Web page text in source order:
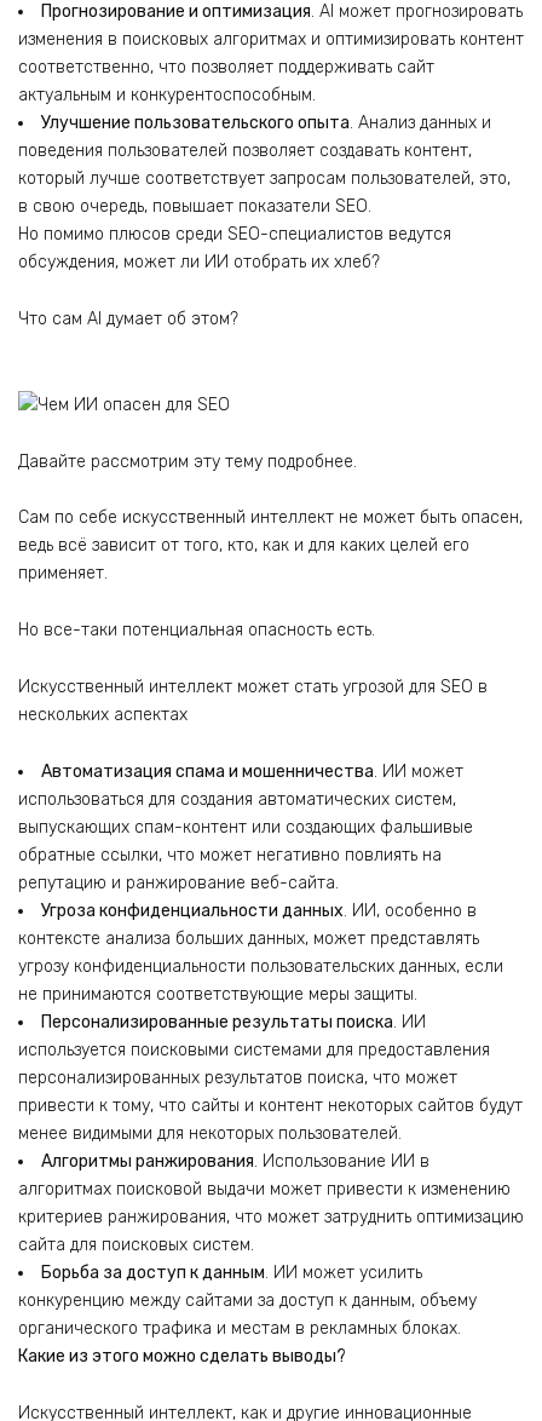
Прогнозирование и оптимизация. AI может прогнозировать
изменения в поисковых алгоритмах и оптимизировать контент
соответственно, что позволяет поддерживать сайт
актуальным и конкурентоспособным.
Улучшение пользовательского опыта. Анализ данных и
поведения пользователей позволяет создавать контент,
который лучше соответствует запросам пользователей, это,
в свою очередь, повышает показатели SEO.
Но помимо плюсов среди SEO-специалистов ведутся
обсуждения, может ли ИИ отобрать их хлеб?
Что сам AI думает об этом?
Давайте рассмотрим эту тему подробнее.
Сам по себе искусственный интеллект не может быть опасен,
ведь всё зависит от того, кто, как и для каких целей его
применяет.
Но все-таки потенциальная опасность есть.
Искусственный интеллект может стать угрозой для SEO в
нескольких аспектах
Автоматизация спама и мошенничества. ИИ может
использоваться для создания автоматических систем,
выпускающих спам-контент или создающих фальшивые
обратные ссылки, что может негативно повлиять на
репутацию и ранжирование веб-сайта.
Угроза конфиденциальности данных. ИИ, особенно в
контексте анализа больших данных, может представлять
угрозу конфиденциальности пользовательских данных, если
не принимаются соответствующие меры защиты.
Персонализированные результаты поиска. ИИ
используется поисковыми системами для предоставления
персонализированных результатов поиска, что может
привести к тому, что сайты и контент некоторых сайтов будут
менее видимыми для некоторых пользователей.
Алгоритмы ранжирования. Использование ИИ в
алгоритмах поисковой выдачи может привести к изменению
критериев ранжирования, что может затруднить оптимизацию
сайта для поисковых систем.
Борьба за доступ к данным. ИИ может усилить
конкуренцию между сайтами за доступ к данным, объему
органического трафика и местам в рекламных блоках.
Какие из этого можно сделать выводы?
Искусственный интеллект, как и другие инновационные